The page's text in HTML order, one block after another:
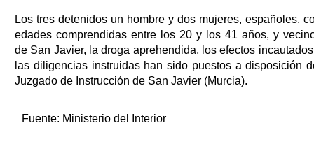
Los tres detenidos un hombre y dos mujeres, españoles,
edades comprendidas entre los 20 y los 41 años, y
de San Javier, la droga aprehendida, los efectos
las diligencias instruidas han sido puestos a disposición
Juzgado de Instrucción de San Javier (Murcia).
Fuente: Ministerio del Interior